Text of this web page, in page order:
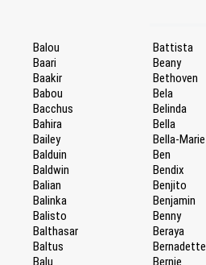
Balou
Baari
Baakir
Babou
Bacchus
Bahira
Bailey
Balduin
Baldwin
Balian
Balinka
Balisto
Balthasar
Baltus
Balu
Battista
Beany
Bethoven
Bela
Belinda
Bella
Bella-Marie
Ben
Bendix
Benjito
Benjamin
Benny
Beraya
Bernadette
Bernie